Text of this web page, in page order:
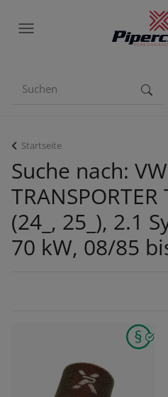
Startseite
Suche nach: VW
(24_, 25_), 2.1
70 kW, 08/85